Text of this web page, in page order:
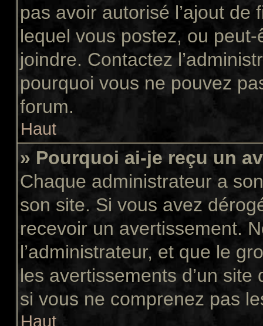
pas avoir autorisé l’ajout
lequel vous postez, ou
joindre. Contactez
pourquoi vous ne pouvez
forum.
Haut
» Pourquoi ai-je reçu un
Chaque administrateur a
son site. Si vous avez
recevoir un avertissement.
l’administrateur, et que le
les avertissements d’un
si vous ne comprenez pas
Haut